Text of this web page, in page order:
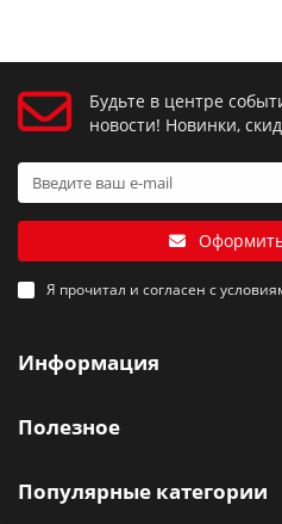
Будьте в центре
новости! Новинки,
Я прочитал и согласен с
Информация
Полезное
Популярные категории